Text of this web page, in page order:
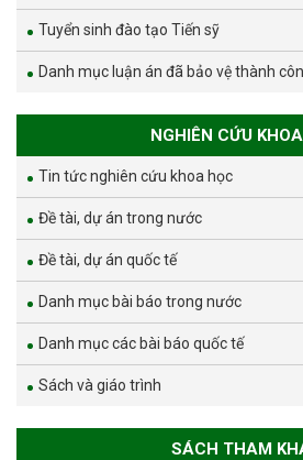
Tuyển sinh đào tạo Tiến sỹ
Danh mục luận án đã bảo vệ thành
NGHIÊN CỨU
Tin tức nghiên cứu khoa học
Đề tài, dự án trong nước
Đề tài, dự án quốc tế
Danh mục bài báo trong nước
Danh mục các bài báo quốc tế
Sách và giáo trình
SÁCH THAM